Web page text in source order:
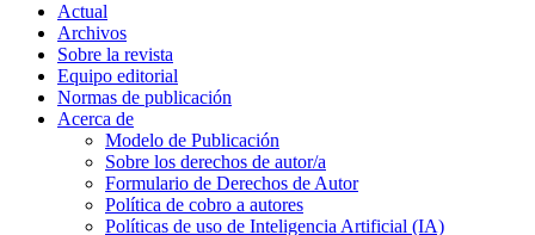
Actual
Archivos
Sobre la revista
Equipo editorial
Normas de publicación
Acerca de
Modelo de Publicación
Sobre los derechos de autor/a
Formulario de Derechos de Autor
Política de cobro a autores
Políticas de uso de Inteligencia Artificial (IA)